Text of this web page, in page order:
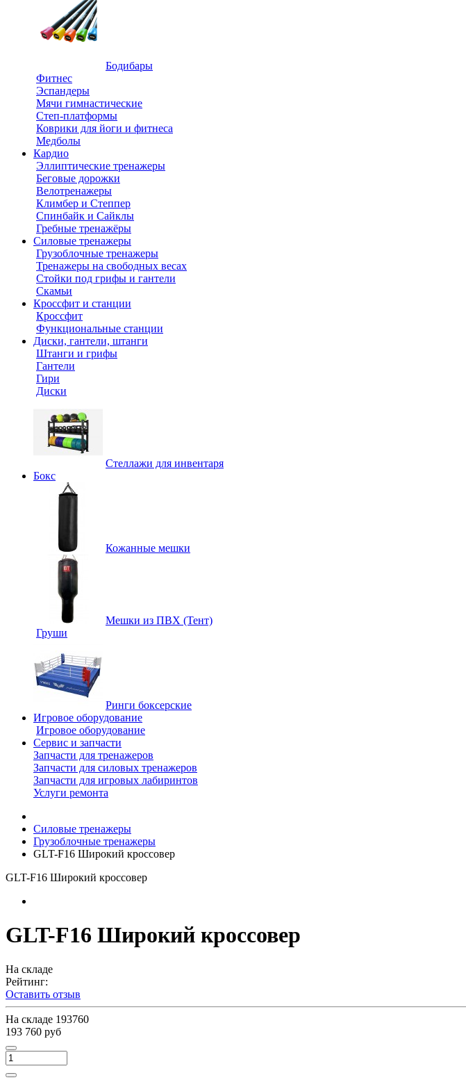
Бодибары
Фитнес
Эспандеры
Мячи гимнастические
Степ-платформы
Коврики для йоги и фитнеса
Медболы
Кардио
Эллиптические тренажеры
Беговые дорожки
Велотренажеры
Климбер и Степпер
Спинбайк и Сайклы
Гребные тренажёры
Силовые тренажеры
Грузоблочные тренажеры
Тренажеры на свободных весах
Стойки под грифы и гантели
Скамьи
Кроссфит и станции
Кроссфит
Функциональные станции
Диски, гантели, штанги
Штанги и грифы
Гантели
Гири
Диски
Стеллажи для инвентаря
Бокс
Кожанные мешки
Мешки из ПВХ (Тент)
Груши
Ринги боксерские
Игровое оборудование
Игровое оборудование
Сервис и запчасти
Запчасти для тренажеров
Запчасти для силовых тренажеров
Запчасти для игровых лабиринтов
Услуги ремонта
Силовые тренажеры
Грузоблочные тренажеры
GLT-F16 Широкий кроссовер
GLT-F16 Широкий кроссовер
GLT-F16 Широкий кроссовер
На складе
Рейтинг:
Оставить отзыв
На складе 193760
193 760 руб